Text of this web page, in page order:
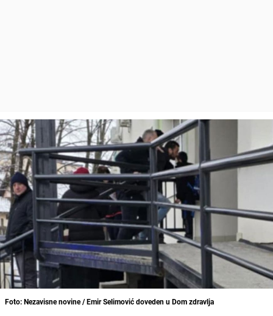
Foto: Nezavisne novine / Emir Selimović doveden u Dom zdravlja